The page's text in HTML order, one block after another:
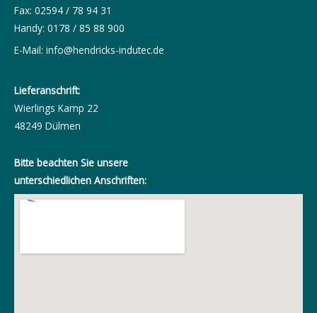
Fax: 02594 / 78 94 31
Handy: 0178 / 85 88 900
E-Mail: info@hendricks-indutec.de
Lieferanschrift:
Wierlings Kamp 22
48249 Dülmen
Bitte beachten Sie unsere
unterschiedlichen Anschriften: